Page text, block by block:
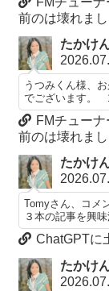
前のは壊れまし
たかけ
うつみくん様、
でございます。
FMチュー
前のは壊れまし
たかけ
Tomyさん、コメ
３本の記事を興
ChatGPTに
たかけ